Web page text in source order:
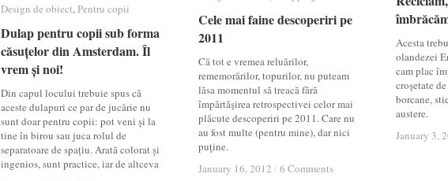
Design de obiect,Pentru copii
Dulap pentru copii sub forma
căsuțelor din Amsterdam. Îl
vrem și noi!
Din capul locului trebuie spus că
aceste dulapuri ce par de jucărie nu
sunt doar pentru copii: pot veni și la
tine în birou sau juca rolul de
separatoare de spațiu. Arată colorat și
ingenios, sunt practice, iar de altceva
Design de obiect Pentru copii
Dulap pentru copii sub forma
căsuțelor din Amsterdam. Îl
vrem și noi!
Cele mai faine descoperiri pe
2011
Că tot e vremea reluărilor,
rememorărilor, topurilor, nu puteam
lăsa momentul să treacă fără
împărtăşirea retrospectivei celor mai
plăcute descoperiri pe 2011. Care nu
au fost multe (pentru mine), dar nici
puţine.
January 16, 2012 / 6 Comments
Cele mai faine descoperiri pe
2011
January 16, 2012 / 6 Comments
Acesta
olandezei
cam plac
croşetate
borcane,
austere.
January 3,
January 3,